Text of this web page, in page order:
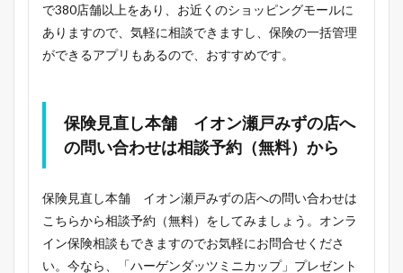
で380店舗以上をあり、お近くのショッピングモールに
ありますので、気軽に相談できますし、保険の一括管理
ができるアプリもあるので、おすすめです。
保険見直し本舗 イオン瀬戸みずの店へ
の問い合わせは相談予約（無料）から
保険見直し本舗 イオン瀬戸みずの店への問い合わせは
こちらから相談予約（無料）をしてみましょう。オンラ
イン保険相談もできますのでお気軽にお問合せくださ
い。今なら、「ハーゲンダッツミニカップ」プレゼント